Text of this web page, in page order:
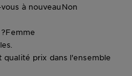
à nouveauNon
Femme
qualité prix dans l'ensemble